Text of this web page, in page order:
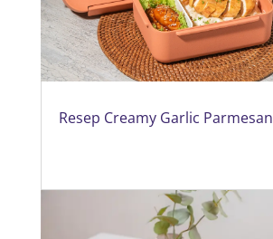
Resep Creamy Garlic Parmesan